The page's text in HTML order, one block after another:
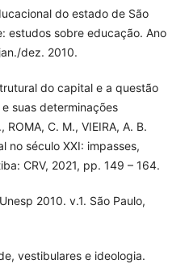
do estado de São
estudos sobre educação. Ano
dez. 2010.
do capital e a questão
suas determinações
C. M., VIEIRA, A. B.
no século XXI: impasses,
CRV, 2021, pp. 149 – 164.
2010. v.1. São Paulo,
vestibulares e ideologia.